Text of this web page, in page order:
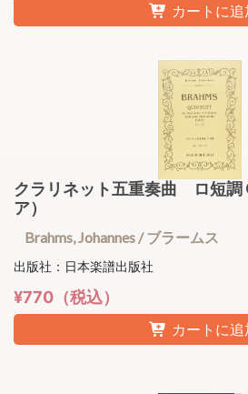
カートに追
クラリネット五重奏曲 ロ短調
ア）
Brahms, Johannes / ブラームス
出版社：日本楽譜出版社
¥770（税込）
カートに追